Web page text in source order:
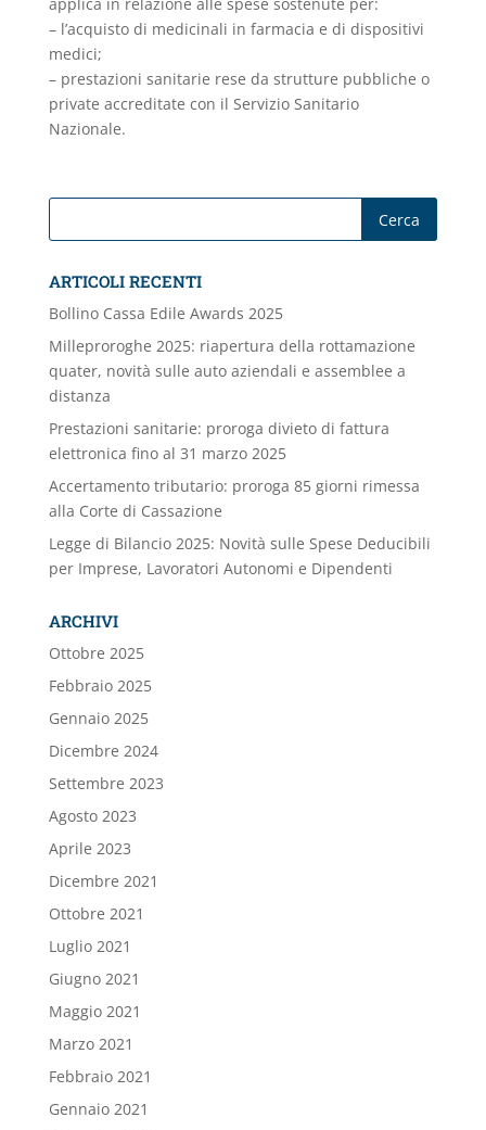
– l’acquisto di medicinali in farmacia e di dispositivi
medici;
– prestazioni sanitarie rese da strutture pubbliche o
private accreditate con il Servizio Sanitario
Nazionale.
ARTICOLI RECENTI
Bollino Cassa Edile Awards 2025
Milleproroghe 2025: riapertura della rottamazione
quater, novità sulle auto aziendali e assemblee a
distanza
Prestazioni sanitarie: proroga divieto di fattura
elettronica fino al 31 marzo 2025
Accertamento tributario: proroga 85 giorni rimessa
alla Corte di Cassazione
Legge di Bilancio 2025: Novità sulle Spese Deducibili
per Imprese, Lavoratori Autonomi e Dipendenti
ARCHIVI
Ottobre 2025
Febbraio 2025
Gennaio 2025
Dicembre 2024
Settembre 2023
Agosto 2023
Aprile 2023
Dicembre 2021
Ottobre 2021
Luglio 2021
Giugno 2021
Maggio 2021
Marzo 2021
Febbraio 2021
Gennaio 2021